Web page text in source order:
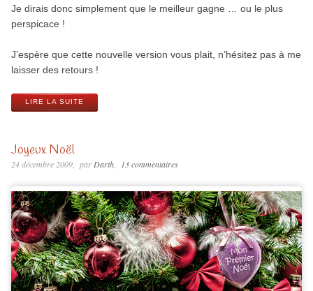
Je dirais donc simplement que le meilleur gagne … ou le plus
perspicace !
J’espère que cette nouvelle version vous plait, n’hésitez pas à me
laisser des retours !
LIRE LA SUITE
Joyeux Noël
24 décembre 2009 parDarth 13 commentaires